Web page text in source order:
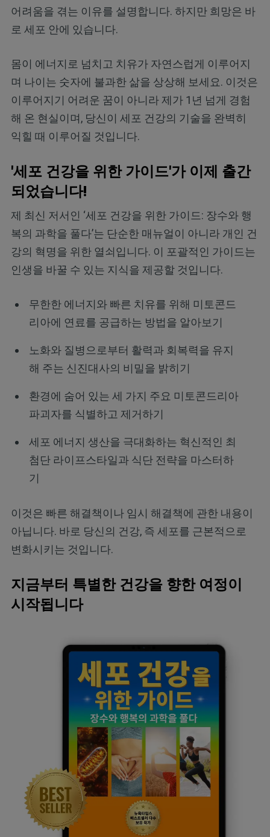
어려움을 겪는 이유를 설명합니다. 하지만 희망은 바
로 세포 안에 있습니다.
몸이 에너지로 넘치고 치유가 자연스럽게 이루어지
며 나이는 숫자에 불과한 삶을 상상해 보세요. 이것은
이루어지기 어려운 꿈이 아니라 제가 1년 넘게 경험
해 온 현실이며, 당신이 세포 건강의 기술을 완벽히
익힐 때 이루어질 것입니다.
'세포 건강을 위한 가이드'가 이제 출간
되었습니다!
제 최신 저서인 ‘세포 건강을 위한 가이드: 장수와 행
복의 과학을 풀다’는 단순한 매뉴얼이 아니라 개인 건
강의 혁명을 위한 열쇠입니다. 이 포괄적인 가이드는
인생을 바꿀 수 있는 지식을 제공할 것입니다.
무한한 에너지와 빠른 치유를 위해 미토콘드
리아에 연료를 공급하는 방법을 알아보기
노화와 질병으로부터 활력과 회복력을 유지
해 주는 신진대사의 비밀을 밝히기
환경에 숨어 있는 세 가지 주요 미토콘드리아
파괴자를 식별하고 제거하기
세포 에너지 생산을 극대화하는 혁신적인 최
첨단 라이프스타일과 식단 전략을 마스터하
기
이것은 빠른 해결책이나 임시 해결책에 관한 내용이
아닙니다. 바로 당신의 건강, 즉 세포를 근본적으로
변화시키는 것입니다.
지금부터 특별한 건강을 향한 여정이
시작됩니다